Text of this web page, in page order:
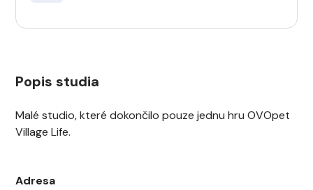
Popis studia
Malé studio, které dokončilo pouze jednu hru OVOpet
Village Life.
Adresa